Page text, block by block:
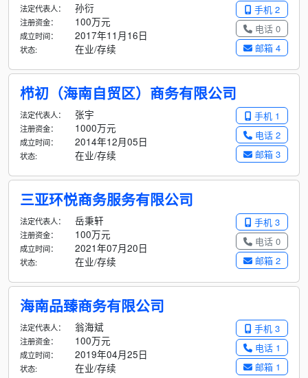
手机 2
电话 0
邮箱 4
法定代表人： 孙衍
注册资金： 100万元
成立时间： 2017年11月16日
状态: 在业/存续
栉初（海南自贸区）商务有限公司
手机 1
电话 2
邮箱 3
法定代表人： 张宇
注册资金： 1000万元
成立时间： 2014年12月05日
状态: 在业/存续
三亚环悦商务服务有限公司
手机 3
电话 0
邮箱 2
法定代表人： 岳秉轩
注册资金： 100万元
成立时间： 2021年07月20日
状态: 在业/存续
海南品臻商务有限公司
手机 3
电话 1
邮箱 1
法定代表人： 翁海斌
注册资金： 100万元
成立时间： 2019年04月25日
状态: 在业/存续